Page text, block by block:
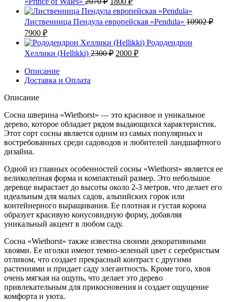
цена
составляла
2070 ₽.
цена:
1800 ₽.
Лиственница Пендула европейская «Pendula» 10902₽
Первоначальная
цена
составляла
10902 ₽.
7900 ₽Текущая
цена:
7900 ₽.
Рододендрон
Хеллики (Hellikki) 2300₽ Первоначальная
2000 ₽Текущая
Описание
Доставка и Оплата
Описание
Сосна шверина «Wiethorst» — это красивое и уникальное
дерево, которое обладает рядом выдающихся характеристик.
Этот сорт сосны является одним из самых популярных и
востребованных среди садоводов и любителей ландшафтного
дизайна.
Одной из главных особенностей сосны «Wiethorst» является ее
великолепная форма и компактный размер. Это небольшое
деревце вырастает до высоты около 2-3 метров, что делает его
идеальным для малых садов, альпийских горок или
контейнерного выращивания. Ее плотная и густая корона
образует красивую конусовидную форму, добавляя
уникальный акцент в любом саду.
Сосна «Wiethorst» также известна своими декоративными
хвоями. Ее иголки имеют темно-зеленый цвет с серебристым
отливом, что создает прекрасный контраст с другими
растениями и придает саду элегантность. Кроме того, хвоя
очень мягкая на ощупь, что делает это дерево
привлекательным для прикосновения и создает ощущение
комфорта и уюта.